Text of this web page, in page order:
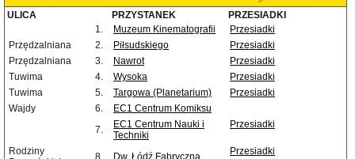
ULICA PRZYSTANEK
PRZESIADKI
1.
Muzeum Kinematografii
Przesiadki
Przędzalniana
2. Piłsudskiego
Przesiadki
Przędzalniana
3. Nawrot
Przesiadki
Tuwima
4. Wysoka
Przesiadki
Tuwima
5. Targowa (Planetarium)
Przesiadki
Wajdy
6.
EC1 Centrum Komiksu
7.
EC1 Centrum Nauki i
Techniki
Przesiadki
Rodziny
8. Dw. Łódź Fabryczna Przesiadki